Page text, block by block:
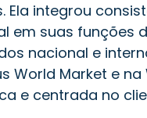
Ela integrou
em suas funções
nacional e
World Market e
e centrada no